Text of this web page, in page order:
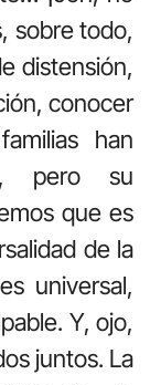
sobre todo,
distensión,
conocer
han
pero su
que es
de la
universal,
Y, ojo,
juntos. La